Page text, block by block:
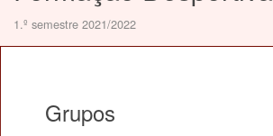
1.º semestre 2021/2022
Grupos